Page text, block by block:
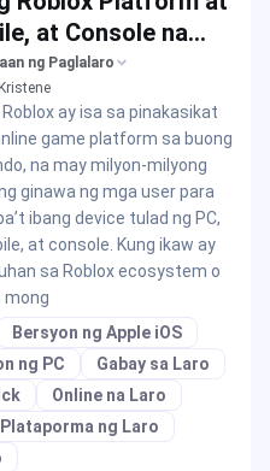
at Console na
ng Paglalaro
Kristene
ay isa sa pinakasikat
game platform sa buong
na may milyon-milyong
ginawa ng mga user para
ibang device tulad ng PC,
at console. Kung ikaw ay
sa Roblox ecosystem o
mong
Bersyon ng Apple iOS
ng PC
Gabay sa Laro
Online na Laro
Plataporma ng Laro